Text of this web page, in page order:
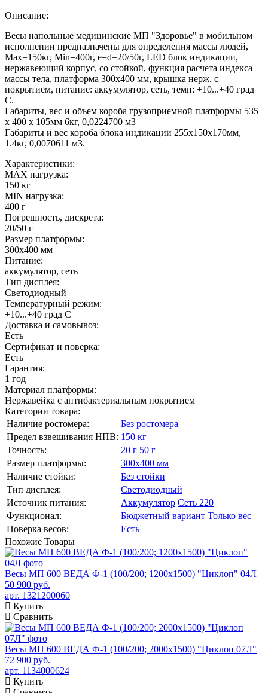
Описание:
Весы напольные медицинские МП "Здоровье" в мобильном
исполнении предназначены для определения массы людей,
Мах=150кг, Min=400г, e=d=20/50г, LED блок индикации,
нержавеющий корпус, со стойкой, функция расчета индекса
массы тела, платформа 300х400 мм, крышка нерж. с
покрытием, питание: аккумулятор, сеть, темп: +10...+40 град
С.
Габариты, вес и объем короба грузоприемной платформы 535
х 400 х 105мм 6кг, 0,0224700 м3
Габариты и вес короба блока индикации 255х150х170мм,
1.4кг, 0,0070611 м3.
Характеристики:
MAX нагрузка:
150 кг
MIN нагрузка:
400 г
Погрешность, дискрета:
20/50 г
Размер платформы:
300х400 мм
Питание:
аккумулятор, сеть
Тип дисплея:
Светодиодный
Температурный режим:
+10...+40 град С
Доставка и самовывоз:
Есть
Сертификат и поверка:
Есть
Гарантия:
1 год
Материал платформы:
Нержавейка с антибактериальным покрытием
Категории товара:
Наличие ростомера:
Без ростомера
Предел взвешивания НПВ: 150 кг
Точность:
20 г 50 г
Размер платформы:
300х400 мм
Наличие стойки:
Без стойки
Тип дисплея:
Светодиодный
Источник питания:
Аккумулятор Сеть 220
Функционал:
Бюджетный вариант Только вес
Поверка весов:
Есть
Похожие Товары
Весы МП 600 ВЕДА Ф-1 (100/200; 1200х1500) "Циклоп" 04Л
50 900 руб.
арт. 1321200060
Купить
Сравнить
Весы МП 600 ВЕДА Ф-1 (100/200; 2000х1500) "Циклоп 07Л"
72 900 руб.
арт. 1134000624
Купить